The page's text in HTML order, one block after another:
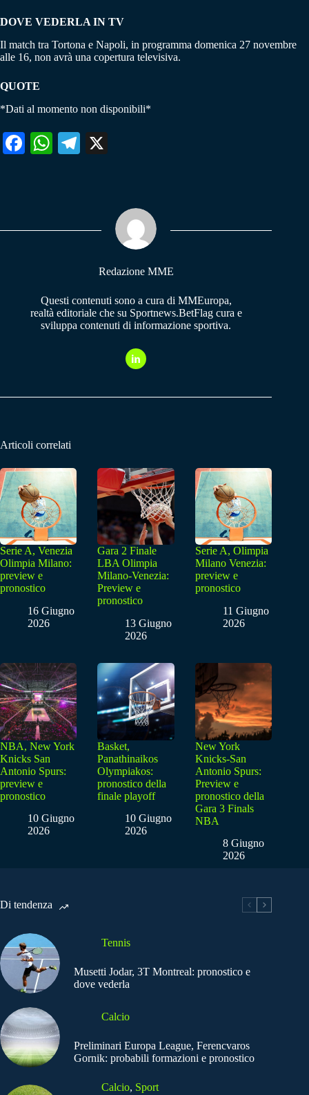
DOVE VEDERLA IN TV
Il match tra Tortona e Napoli, in programma domenica 27 novembre
alle 16, non avrà una copertura televisiva.
QUOTE
*Dati al momento non disponibili*
Fa W
pp
Te
m
Redazione MME
Questi contenuti sono a cura di MMEuropa,
realtà editoriale che su Sportnews.BetFlag cura e
sviluppa contenuti di informazione sportiva.
Articoli correlati
Serie A, Venezia
Olimpia Milano:
preview e
pronostico
16 Giugno
2026
Gara 2 Finale
LBA Olimpia
Milano-Venezia:
Preview e
pronostico
13 Giugno
2026
Serie A, Olimpia
Milano Venezia:
preview e
pronostico
11 Giugno
2026
NBA, New York
Knicks San
Antonio Spurs:
preview e
pronostico
10 Giugno
2026
Basket,
Panathinaikos
Olympiakos:
pronostico della
finale playoff
10 Giugno
2026
New York
Knicks-San
Antonio Spurs:
Preview e
pronostico della
Gara 3 Finals
NBA
8 Giugno
2026
Di tendenza
Tennis
Musetti Jodar, 3T Montreal: pronostico e
dove vederla
Calcio
Preliminari Europa League, Ferencvaros
Gornik: probabili formazioni e pronostico
Calcio, Sport